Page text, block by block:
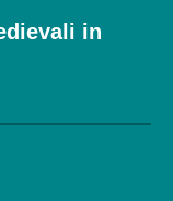
in